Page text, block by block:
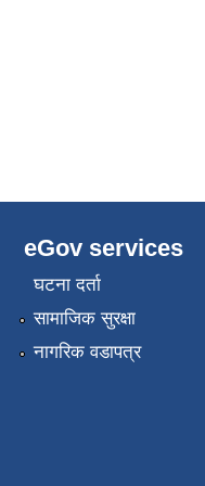
eGov services
घटना दर्ता
सामाजिक सुरक्षा
नागरिक वडापत्र